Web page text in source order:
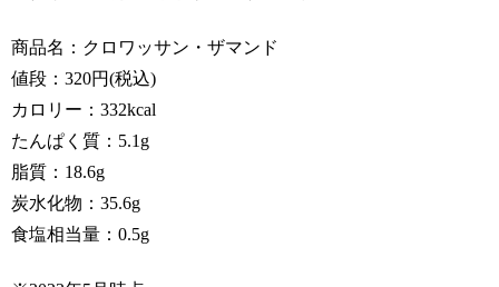
商品名：クロワッサン・ザマンド
値段：320円(税込)
カロリー：332kcal
たんぱく質：5.1g
脂質：18.6g
炭水化物：35.6g
食塩相当量：0.5g